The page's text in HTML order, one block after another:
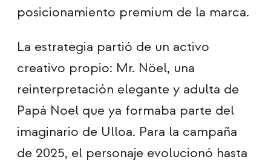
posicionamiento premium de la marca.
La estrategia partió de un activo
creativo propio: Mr. Nöel, una
reinterpretación elegante y adulta de
Papá Noel que ya formaba parte del
imaginario de Ulloa. Para la campaña
de 2025, el personaje evolucionó hasta